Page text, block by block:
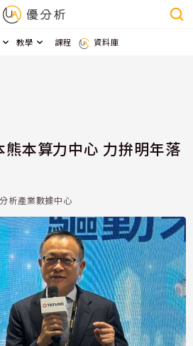
教學 課程 資料庫
熊本算力中心 力拚明年落
析產業數據中心